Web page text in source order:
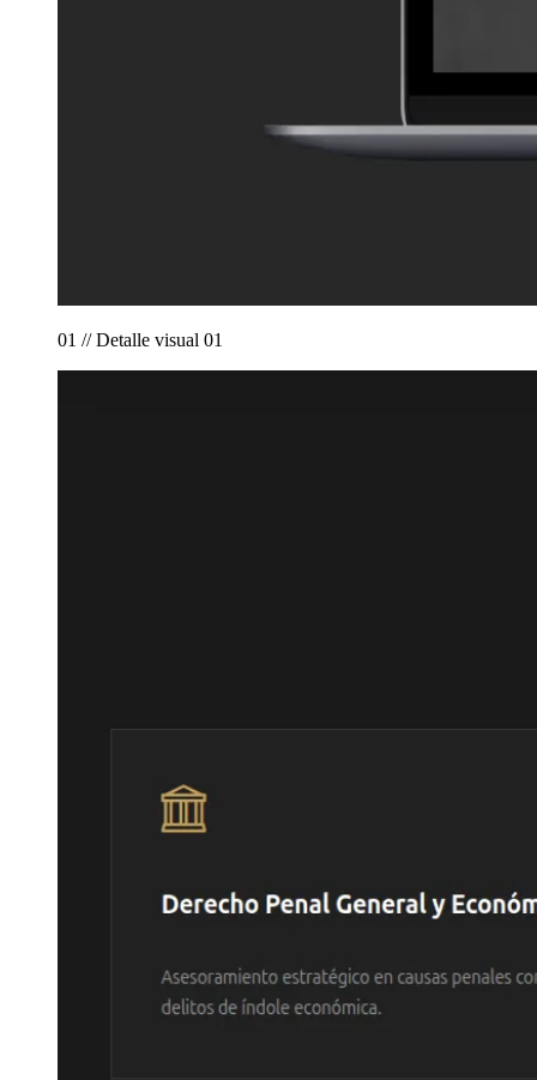
01 // Detalle visual 01